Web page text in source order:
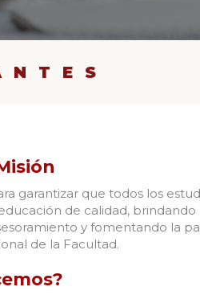
garantizar que todos los
de calidad, brindando
y fomentando la
de la Facultad.